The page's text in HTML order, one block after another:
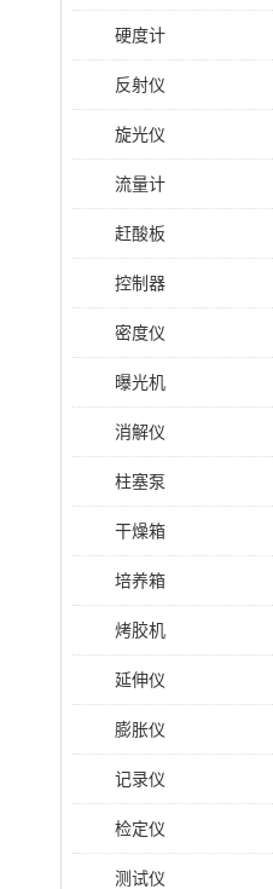
硬度计
反射仪
旋光仪
流量计
赶酸板
控制器
密度仪
曝光机
消解仪
柱塞泵
干燥箱
培养箱
烤胶机
延伸仪
膨胀仪
记录仪
检定仪
测试仪